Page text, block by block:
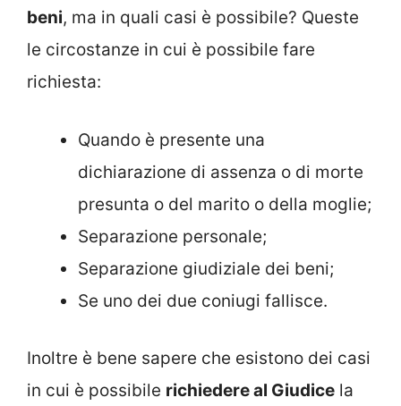
beni, ma in quali casi è possibile? Queste
le circostanze in cui è possibile fare
richiesta:
Quando è presente una
dichiarazione di assenza o di morte
presunta o del marito o della moglie;
Separazione personale;
Separazione giudiziale dei beni;
Se uno dei due coniugi fallisce.
Inoltre è bene sapere che esistono dei casi
in cui è possibile richiedere al Giudice la